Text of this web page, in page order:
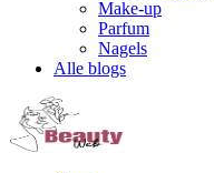
Make-up
Parfum
Nagels
Alle blogs